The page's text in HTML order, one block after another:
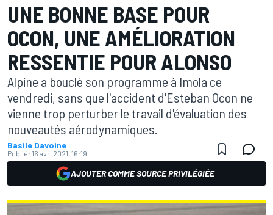
UNE BONNE BASE POUR
OCON, UNE AMÉLIORATION
RESSENTIE POUR ALONSO
Alpine a bouclé son programme à Imola ce
vendredi, sans que l'accident d'Esteban Ocon ne
vienne trop perturber le travail d'évaluation des
nouveautés aérodynamiques.
Basile Davoine
Publié: 16 avr. 2021, 16:19
AJOUTER COMME SOURCE PRIVILÉGIÉE